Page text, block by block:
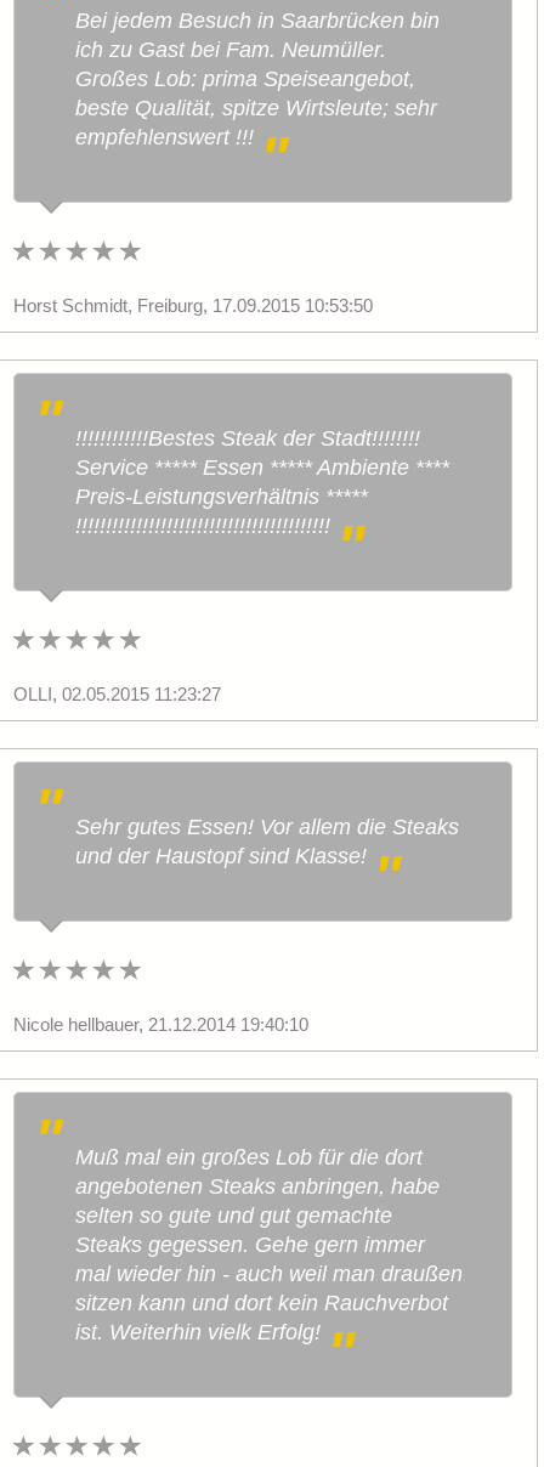
Bei jedem Besuch in Saarbrücken bin
ich zu Gast bei Fam. Neumüller.
Großes Lob: prima Speiseangebot,
beste Qualität, spitze Wirtsleute; sehr
empfehlenswert !!!
Horst Schmidt, Freiburg, 17.09.2015 10:53:50
!!!!!!!!!!!!Bestes Steak der Stadt!!!!!!!!
Service ***** Essen ***** Ambiente ****
Preis-Leistungsverhältnis *****
!!!!!!!!!!!!!!!!!!!!!!!!!!!!!!!!!!!!!!!!!!
OLLI, 02.05.2015 11:23:27
Sehr gutes Essen! Vor allem die Steaks
und der Haustopf sind Klasse!
Nicole hellbauer, 21.12.2014 19:40:10
Muß mal ein großes Lob für die dort
angebotenen Steaks anbringen, habe
selten so gute und gut gemachte
Steaks gegessen. Gehe gern immer
mal wieder hin - auch weil man draußen
sitzen kann und dort kein Rauchverbot
ist. Weiterhin vielk Erfolg!